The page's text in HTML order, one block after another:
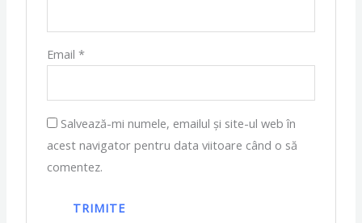
Email *
Salvează-mi numele, emailul și site-ul web în
acest navigator pentru data viitoare când o să
comentez.